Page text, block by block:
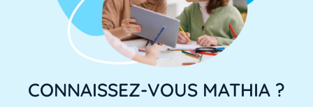
CONNAISSEZ-VOUS MATHIA ?